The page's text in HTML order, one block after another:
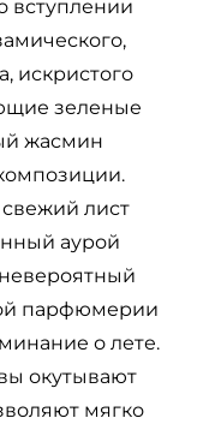
вступлении
искристого
зеленые
жасмин
лист
аурой
парфюмерии
о лете.
окутывают
мягко